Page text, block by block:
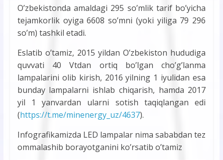
O’zbekistonda amaldagi 295 so’mlik tarif bo’yicha
tejamkorlik oyiga 6608 so’mni (yoki yiliga 79 296
so’m) tashkil etadi.
Eslatib o’tamiz, 2015 yildan O’zbekiston hududiga
quvvati 40 Vtdan ortiq bo’lgan cho’g’lanma
lampalarini olib kirish, 2016 yilning 1 iyulidan esa
bunday lampalarni ishlab chiqarish, hamda 2017
yil 1 yanvardan ularni sotish taqiqlangan edi
(https://t.me/minenergy_uz/4637).
Infografikamizda LED lampalar nima sababdan tez
ommalashib borayotganini ko’rsatib o’tamiz